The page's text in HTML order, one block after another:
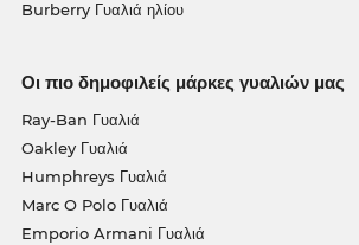
Burberry Γυαλιά ηλίου
Οι πιο δημοφιλείς μάρκες γυαλιών μας
Ray-Ban Γυαλιά
Oakley Γυαλιά
Humphreys Γυαλιά
Marc O Polo Γυαλιά
Emporio Armani Γυαλιά